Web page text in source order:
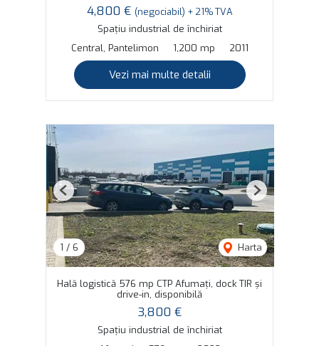
4,800 € (negociabil) + 21% TVA
Spațiu industrial de închiriat
Central, Pantelimon
1,200 mp 2011
Vezi mai multe detalii
1 / 6 Harta
Previous Next
Hală logistică 576 mp CTP Afumați, dock TIR și
drive-in, disponibilă
3,800 €
Spațiu industrial de închiriat